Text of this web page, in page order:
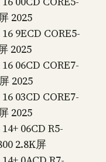
2025
9ECD CORE5-
2025
06CD CORE7-
2025
03CD CORE7-
2025
06CD R5-
2.8K屏